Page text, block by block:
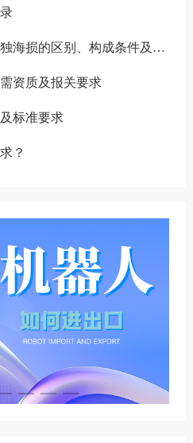
的区别、构成条件及实用建议
资质及报关要求
标准要求
？